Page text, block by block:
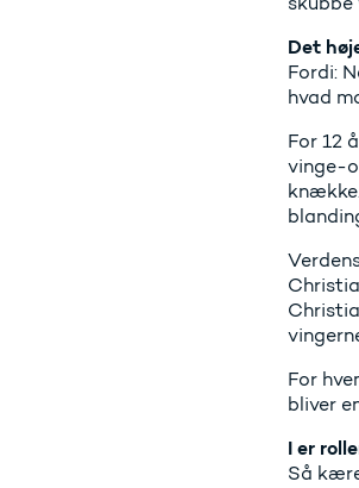
Det
Fordi:
hvad
For 12
vinge-
For
bliver
I er
Så